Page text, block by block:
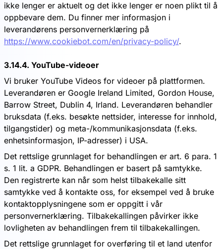
ikke lenger er aktuelt og det ikke lenger er noen plikt til å
oppbevare dem. Du finner mer informasjon i
leverandørens personvernerklæring på
https://www.cookiebot.com/en/privacy-policy/.
3.14.4. YouTube-videoer
Vi bruker YouTube Videos for videoer på plattformen.
Leverandøren er Google Ireland Limited, Gordon House,
Barrow Street, Dublin 4, Irland. Leverandøren behandler
bruksdata (f.eks. besøkte nettsider, interesse for innhold,
tilgangstider) og meta-/kommunikasjonsdata (f.eks.
enhetsinformasjon, IP-adresser) i USA.
Det rettslige grunnlaget for behandlingen er art. 6 para. 1
s. 1 lit. a GDPR. Behandlingen er basert på samtykke.
Den registrerte kan når som helst tilbakekalle sitt
samtykke ved å kontakte oss, for eksempel ved å bruke
kontaktopplysningene som er oppgitt i vår
personvernerklæring. Tilbakekallingen påvirker ikke
lovligheten av behandlingen frem til tilbakekallingen.
Det rettslige grunnlaget for overføring til et land utenfor